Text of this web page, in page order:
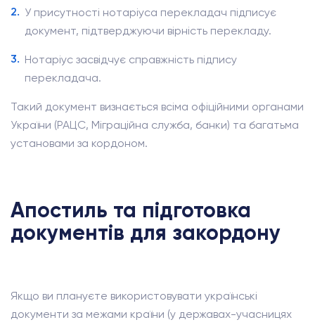
У присутності нотаріуса перекладач підписує
документ, підтверджуючи вірність перекладу.
Нотаріус засвідчує справжність підпису
перекладача.
Такий документ визнається всіма офіційними органами
України (РАЦС, Міграційна служба, банки) та багатьма
установами за кордоном.
Апостиль та підготовка
документів для закордону
Якщо ви плануєте використовувати українські
документи за межами країни (у державах-учасницях